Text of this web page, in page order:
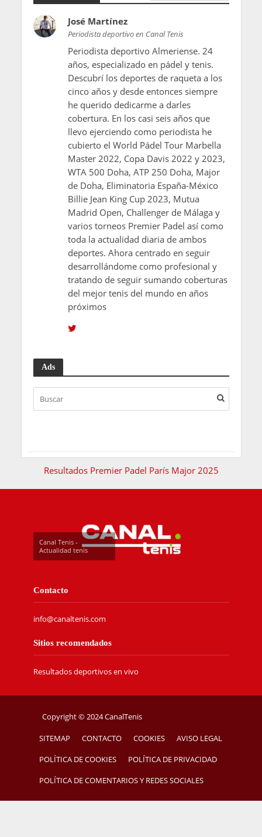
José Martínez
Periodista deportivo en Canal Tenis
Periodista deportivo Almeriense. 24
años, especializado en pádel y tenis.
Descubrí los deportes de raqueta a los
cinco años y desde entonces siempre
he querido dedicarme a darles
cobertura. En los casi seis años que
llevo ejerciendo como periodista he
cubierto el World Pádel Tour Marbella
Master 2022, Copa Davis 2022 y 2023,
WTA 500 Doha, ATP 250 Doha, Major
de Doha, Eliminatoria España-México
Billie Jean King Cup 2023, Mutua
Madrid Open, Challenger de Málaga y
varios torneos Premier Padel así como
toda la actualidad diaria de ambos
deportes. Ahora centrado en seguir
desarrollándome como profesional y
tratando de seguir sumando coberturas
del mejor tenis del mundo en años
próximos
Ads
Resultados Premier Padel París Major 2025
Canal Tenis -
Actualidad tenis
Contacto
info@canaltenis.com
Sitios recomendados
Resultados deportivos en vivo
Copyright © 2024 CanalTenis
SITEMAP CONTACTO COOKIES AVISO LEGAL
POLÍTICA DE COOKIES POLÍTICA DE PRIVACIDAD
POLÍTICA DE COMENTARIOS Y REDES SOCIALES